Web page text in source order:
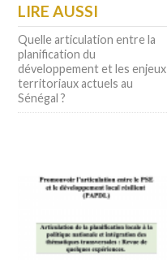
LIRE AUSSI
Quelle articulation entre la
planification du
développement et les enjeux
territoriaux actuels au
Sénégal ?